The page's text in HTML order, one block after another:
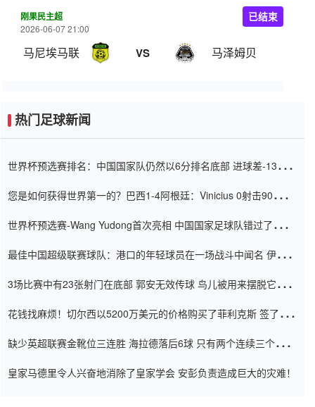
刚果民主超
2026-06-07 21:00
马尼埃马联 VS 马泽姆贝
已结束
热门足球新闻
世界杯预选赛排名：中国国家队仍然以6分排名底部 进球差-13令人
您是如何获得世界第一的？巴西1-4阿根廷：Vinicius 0射击90分钟
世界杯预选赛-Wang Yudong首次亮相 中国国家足球队错过了世界
最佳中国超级联赛球队：港口的年轻球员在一场战斗中闻名 伊万放
3场比赛中有23张射门在底部 郭安无效传球 鸟儿被用来摆脱它
花钱找麻烦！切尔西以5200万美元的价格购买了菲利克斯 签了7年
缺少英超联赛金靴位三连胜 海拉德落后6球 只有两个连续三个连续
皇家马德里令人兴奋地消除了皇家学会 安彭负责造成巨大的灾难！